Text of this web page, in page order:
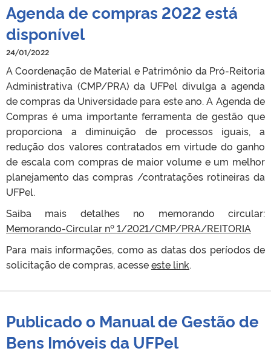
Agenda de compras 2022 está
disponível
24/01/2022
A Coordenação de Material e Patrimônio da Pró-Reitoria
Administrativa (CMP/PRA) da UFPel divulga a agenda
de compras da Universidade para este ano. A Agenda de
Compras é uma importante ferramenta de gestão que
proporciona a diminuição de processos iguais, a
redução dos valores contratados em virtude do ganho
de escala com compras de maior volume e um melhor
planejamento das compras /contratações rotineiras da
UFPel.
Saiba mais detalhes no memorando circular:
Memorando-Circular nº 1/2021/CMP/PRA/REITORIA
Para mais informações, como as datas dos períodos de
solicitação de compras, acesseeste link.
Publicado o Manual de Gestão de
Bens Imóveis da UFPel